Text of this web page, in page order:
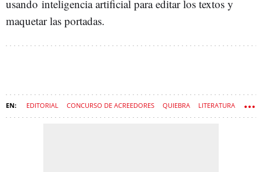
usando inteligencia artificial para editar los textos y
maquetar las portadas.
EDITORIAL CONCURSO DE ACREEDORES QUIEBRA LITERATURA